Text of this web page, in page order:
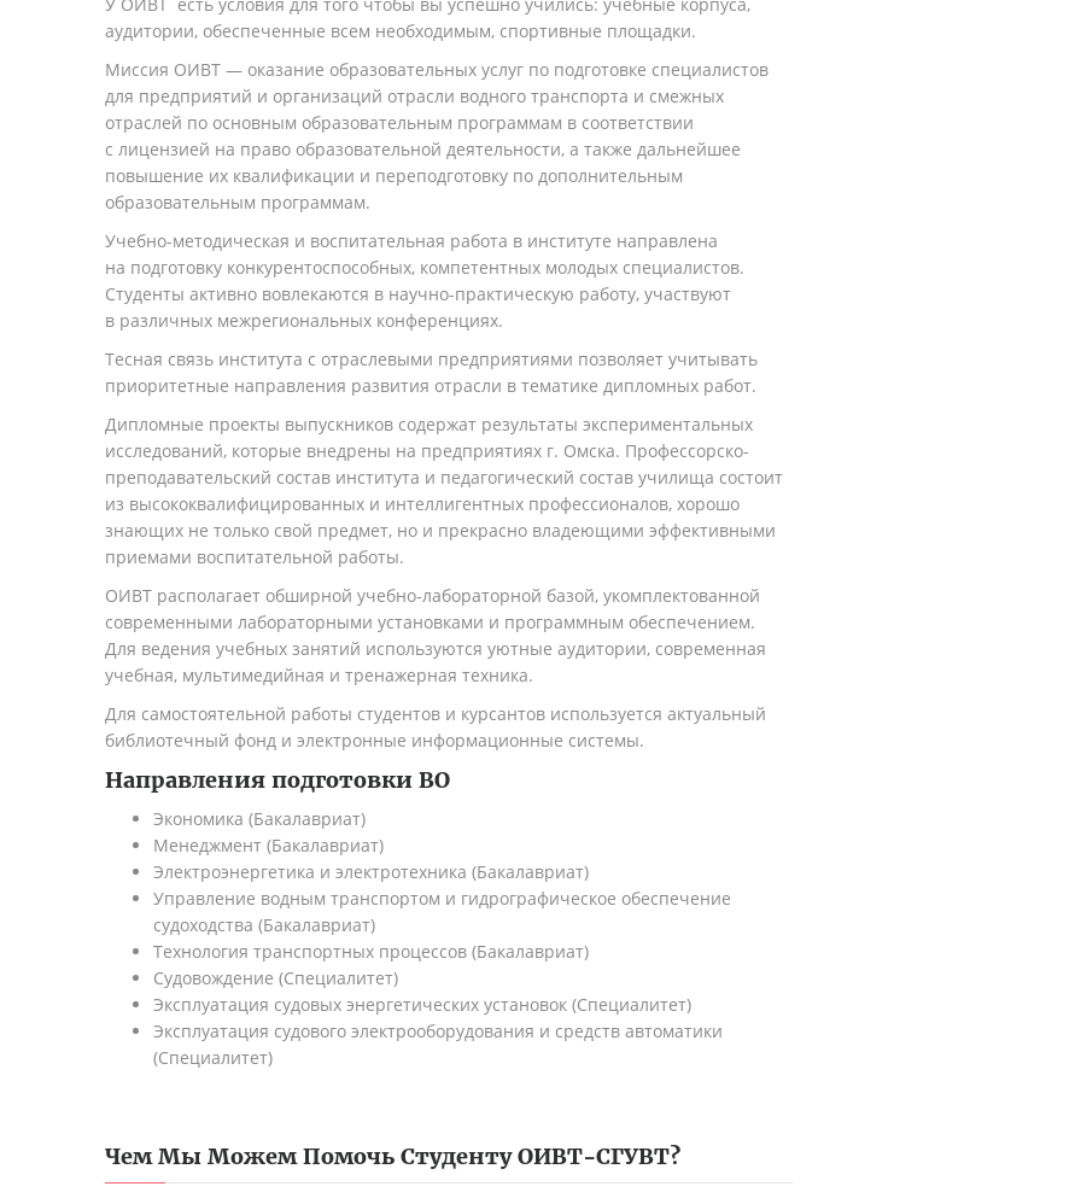
аудитории, обеспеченные всем необходимым, спортивные площадки.
Миссия ОИВТ — оказание образовательных услуг по подготовке специалистов
для предприятий и организаций отрасли водного транспорта и смежных
отраслей по основным образовательным программам в соответствии
с лицензией на право образовательной деятельности, а также дальнейшее
повышение их квалификации и переподготовку по дополнительным
образовательным программам.
Учебно-методическая и воспитательная работа в институте направлена
на подготовку конкурентоспособных, компетентных молодых специалистов.
Студенты активно вовлекаются в научно-практическую работу, участвуют
в различных межрегиональных конференциях.
Тесная связь института с отраслевыми предприятиями позволяет учитывать
приоритетные направления развития отрасли в тематике дипломных работ.
Дипломные проекты выпускников содержат результаты экспериментальных
исследований, которые внедрены на предприятиях г. Омска. Профессорско-
преподавательский состав института и педагогический состав училища состоит
из высококвалифицированных и интеллигентных профессионалов, хорошо
знающих не только свой предмет, но и прекрасно владеющими эффективными
приемами воспитательной работы.
ОИВТ располагает обширной учебно-лабораторной базой, укомплектованной
современными лабораторными установками и программным обеспечением.
Для ведения учебных занятий используются уютные аудитории, современная
учебная, мультимедийная и тренажерная техника.
Для самостоятельной работы студентов и курсантов используется актуальный
библиотечный фонд и электронные информационные системы.
Направления подготовки ВО
Экономика (Бакалавриат)
Менеджмент (Бакалавриат)
Электроэнергетика и электротехника (Бакалавриат)
Управление водным транспортом и гидрографическое обеспечение
судоходства (Бакалавриат)
Технология транспортных процессов (Бакалавриат)
Судовождение (Специалитет)
Эксплуатация судовых энергетических установок (Специалитет)
Эксплуатация судового электрооборудования и средств автоматики
(Специалитет)
Чем Мы Можем Помочь СтудентуОИВТ-СГУВТ?